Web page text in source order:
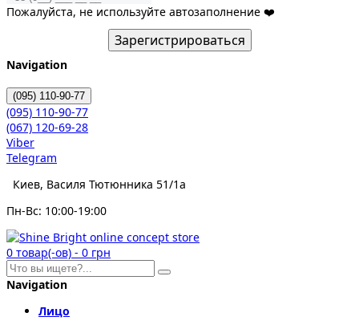
Пожалуйста, не используйте автозаполнение ❤️
Зарегистрироваться
Navigation
(095) 110-90-77
(095) 110-90-77
(067) 120-69-28
Viber
Telegram
Киев, Василя Тютюнника 51/1а
Пн-Вс: 10:00-19:00
0 товар(-ов) - 0 грн
Navigation
Лицо